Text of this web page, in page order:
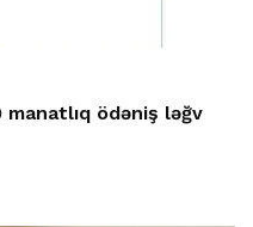
ödəniş ləğv